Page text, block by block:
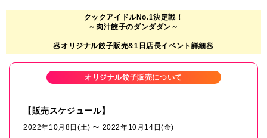
クックアイドルNo.1決定戦！
～肉汁餃子のダンダダン～
🥟オリジナル餃子販売&1日店長イベント詳細🥟
オリジナル餃子販売について
【販売スケジュール】
2022年10月8日(土) 〜 2022年10月14日(金)